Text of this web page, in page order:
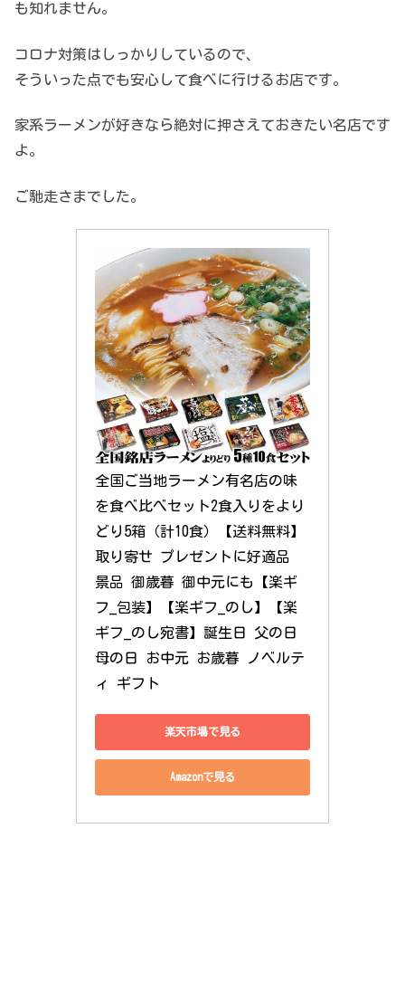
も知れません。
コロナ対策はしっかりしているので、
そういった点でも安心して食べに行けるお店です。
家系ラーメンが好きなら絶対に押さえておきたい名店です
よ。
ご馳走さまでした。
全国ご当地ラーメン有名店の味
を食べ比べセット2食入りをより
どり5箱（計10食）【送料無料】
取り寄せ プレゼントに好適品
景品 御歳暮 御中元にも【楽ギ
フ_包装】【楽ギフ_のし】【楽
ギフ_のし宛書】誕生日 父の日
母の日 お中元 お歳暮 ノベルテ
ィ ギフト
楽天市場で見る
Amazonで見る